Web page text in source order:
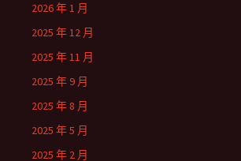
2026 年 1 月
2025 年 12 月
2025 年 11 月
2025 年 9 月
2025 年 8 月
2025 年 5 月
2025 年 2 月